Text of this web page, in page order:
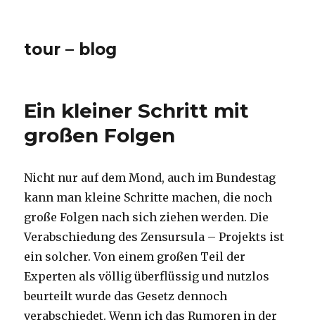
tour – blog
Ein kleiner Schritt mit
großen Folgen
Nicht nur auf dem Mond, auch im Bundestag
kann man kleine Schritte machen, die noch
große Folgen nach sich ziehen werden. Die
Verabschiedung des Zensursula – Projekts ist
ein solcher. Von einem großen Teil der
Experten als völlig überflüssig und nutzlos
beurteilt wurde das Gesetz dennoch
verabschiedet. Wenn ich das Rumoren in der